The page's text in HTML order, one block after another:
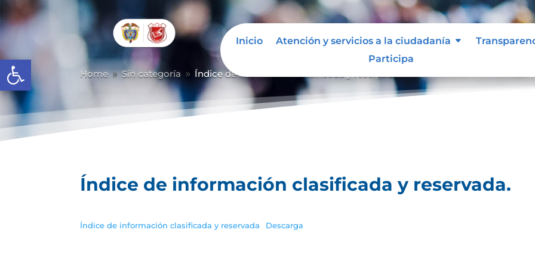
Abrir barra de herramientas
Inicio Atención y servicios a la ciudadanía
Participa
Home 9 Sin categoría 9 Índice de información clasificada y reservada.
Índice de información clasificada y reservada.
Índice de información clasificada y reservada Descarga